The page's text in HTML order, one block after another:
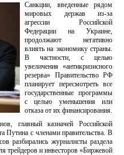
Санкции, введенные рядом
мировых держав из-за
агрессии Российской
Федерации на Украине,
продолжают негативно
влиять на экономику страны.
В частности, с целью
увеличения «антикризисного
резерва» Правительство РФ
планирует пересмотреть все
государственные программы
с целью уменьшения или
отказа от их финансирования.
главный казначей Российской
Путина с членами правительства. В
разбирались журналисты раздела
трейдеров и инвесторов «Биржевой